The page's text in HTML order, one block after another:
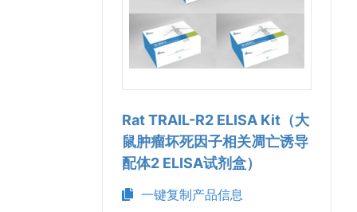
Rat TRAIL-R2 ELISA Kit（大
鼠肿瘤坏死因子相关凋亡诱导
配体2 ELISA试剂盒）
一键复制产品信息